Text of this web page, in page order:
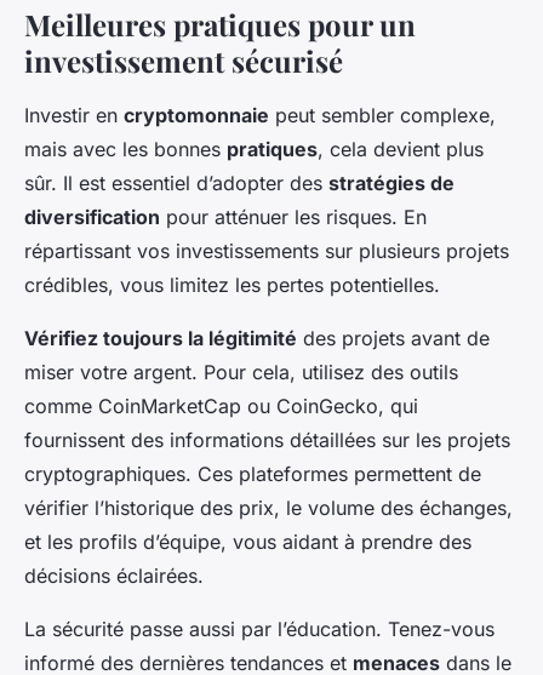
Meilleures pratiques pour un
investissement sécurisé
Investir en cryptomonnaie peut sembler complexe,
mais avec les bonnes pratiques, cela devient plus
sûr. Il est essentiel d’adopter des stratégies de
diversification pour atténuer les risques. En
répartissant vos investissements sur plusieurs projets
crédibles, vous limitez les pertes potentielles.
Vérifiez toujours la légitimité des projets avant de
miser votre argent. Pour cela, utilisez des outils
comme CoinMarketCap ou CoinGecko, qui
fournissent des informations détaillées sur les projets
cryptographiques. Ces plateformes permettent de
vérifier l’historique des prix, le volume des échanges,
et les profils d’équipe, vous aidant à prendre des
décisions éclairées.
La sécurité passe aussi par l’éducation. Tenez-vous
informé des dernières tendances et menaces dans le